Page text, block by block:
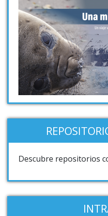
Descubre repositorios